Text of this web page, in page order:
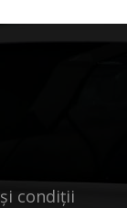
condiții